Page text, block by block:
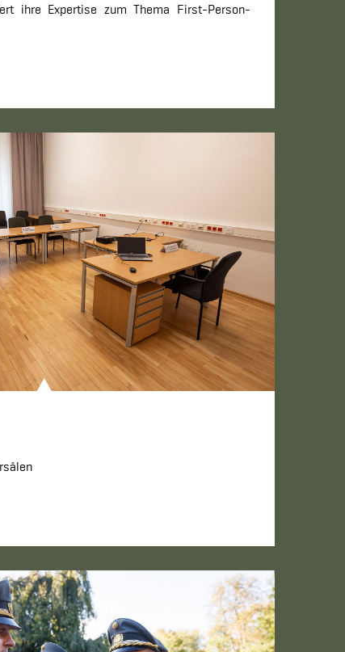
ihre Expertise zum Thema First-Person-